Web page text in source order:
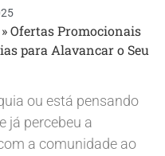
»Ofertas Promocionais
para Alavancar o Seu
ou está pensando
já percebeu a
a comunidade ao